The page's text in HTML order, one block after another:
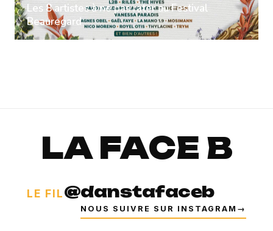
Les 8 artistes à ne pas rater au Festival
Beauregard
LA FACE B
LE FIL@danstafaceb
NOUS SUIVRE SUR INSTAGRAM →